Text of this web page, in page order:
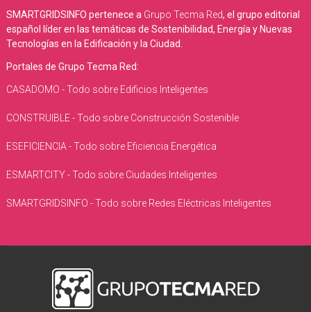
SMARTGRIDSINFO pertenece a Grupo Tecma Red, el grupo editorial
español líder en las temáticas de Sostenibilidad, Energía y Nuevas
Tecnologías en la Edificación y la Ciudad.
Portales de Grupo Tecma Red:
CASADOMO - Todo sobre Edificios Inteligentes
CONSTRUIBLE - Todo sobre Construcción Sostenible
ESEFICIENCIA - Todo sobre Eficiencia Energética
ESMARTCITY - Todo sobre Ciudades Inteligentes
SMARTGRIDSINFO - Todo sobre Redes Eléctricas Inteligentes